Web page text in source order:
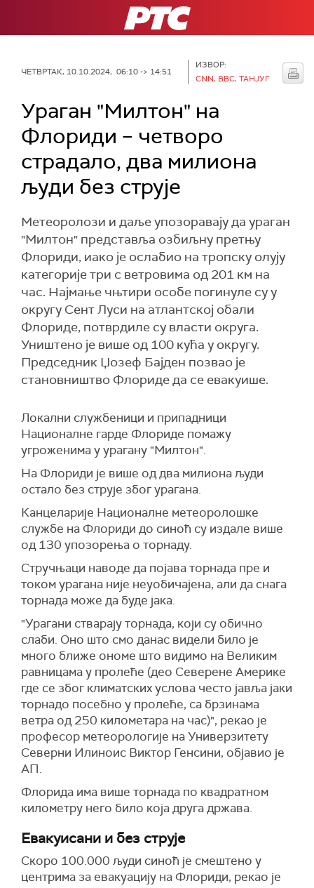
РТС
ЧЕТВРТАК, 10.10.2024, 06:10 -> 14:51
ИЗВОР:
CNN, BBC, ТАНЈУГ
Ураган "Милтон" на
Флориди – четворо
страдало, два милиона
људи без струје
Метеоролози и даље упозоравају да ураган
"Милтон" представља озбиљну претњу
Флориди, иако је ослабио на тропску олују
категорије три с ветровима од 201 км на
час. Најмање чњтири особе погинуле су у
округу Сент Луси на атлантској обали
Флориде, потврдиле су власти округа.
Уништено је више од 100 кућа у округу.
Председник Џозеф Бајден позвао је
становништво Флориде да се евакуише.
Локални службеници и припадници
Националне гарде Флориде помажу
угроженима у урагану "Милтон".
На Флориди је више од два милиона људи
остало без струје због урагана.
Канцеларије Националне метеоролошке
службе на Флориди до синоћ су издале више
од 130 упозорења о торнаду.
Стручњаци наводе да појава торнада пре и
током урагана није неуобичајена, али да снага
торнада може да буде јака.
"Урагани стварају торнада, који су обично
слаби. Оно што смо данас видели било је
много ближе ономе што видимо на Великим
равницама у пролеће (део Северене Америке
где се због климатских услова често јавља јаки
торнадо посебно у пролеће, са брзинама
ветра од 250 километара на час)", рекао је
професор метеорологије на Универзитету
Северни Илиноис Виктор Генсини, објавио је
АП.
Флорида има више торнада по квадратном
километру него било која друга држава.
Евакуисани и без струје
Скоро 100.000 људи синоћ је смештено у
центрима за евакуацију на Флориди, рекао је